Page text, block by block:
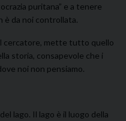
puritana” e a tenere
è da noi controllata.
cercatore, mette tutto quello
storia, consapevole che i
noi non pensiamo.
lago. Il lago è il luogo della